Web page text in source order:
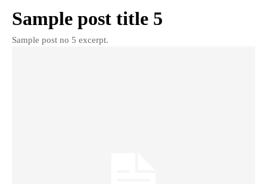
Sample post title 5
Sample post no 5 excerpt.